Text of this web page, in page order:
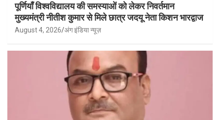
पूर्णियाँ विश्वविद्यालय की समस्याओं को लेकर निवर्तमान
मुख्यमंत्री नीतीश कुमार से मिले छात्र जदयू नेता किशन भारद्वाज
August 4, 2026 अंग इंडिया न्यूज़